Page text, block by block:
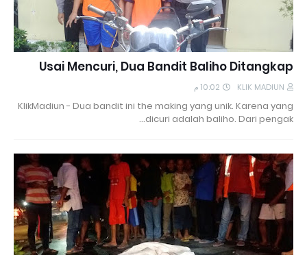
Usai Mencuri, Dua Bandit Baliho Ditangkap
KLIK MADIUN 10:02 م
KlikMadiun - Dua bandit ini the making yang unik. Karena yang
dicuri adalah baliho. Dari pengak…